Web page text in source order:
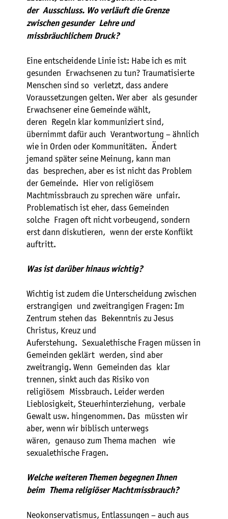
der Ausschluss. Wo verläuft die Grenze
zwischen gesunder Lehre und
missbräuchlichem Druck?
Eine entscheidende Linie ist: Habe ich es mit
gesunden Erwachsenen zu tun? Traumatisierte
Menschen sind so verletzt, dass andere
Voraussetzungen gelten. Wer aber als gesunder
Erwachsener eine Gemeinde wählt,
deren Regeln klar kommuniziert sind,
übernimmt dafür auch Verantwortung – ähnlich
wie in Orden oder Kommunitäten. Ändert
jemand später seine Meinung, kann man
das besprechen, aber es ist nicht das Problem
der Gemeinde. Hier von religiösem
Machtmissbrauch zu sprechen wäre unfair.
Problematisch ist eher, dass Gemeinden
solche Fragen oft nicht vorbeugend, sondern
erst dann diskutieren, wenn der erste Konflikt
auftritt.
Was ist darüber hinaus wichtig?
Wichtig ist zudem die Unterscheidung zwischen
erstrangigen und zweitrangigen Fragen: Im
Zentrum stehen das Bekenntnis zu Jesus
Christus, Kreuz und
Auferstehung. Sexualethische Fragen müssen in
Gemeinden geklärt werden, sind aber
zweitrangig. Wenn Gemeinden das klar
trennen, sinkt auch das Risiko von
religiösem Missbrauch. Leider werden
Lieblosigkeit, Steuerhinterziehung, verbale
Gewalt usw. hingenommen. Das müssten wir
aber, wenn wir biblisch unterwegs
wären, genauso zum Thema machen wie
sexualethische Fragen.
Welche weiteren Themen begegnen Ihnen
beim Thema religiöser Machtmissbrauch?
Neokonservatismus, Entlassungen – auch aus